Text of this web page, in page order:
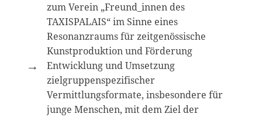
zum Verein „Freund_innen des
TAXISPALAIS“ im Sinne eines
Resonanzraums für zeitgenössische
Kunstproduktion und Förderung
Entwicklung und Umsetzung
zielgruppenspezifischer
Vermittlungsformate, insbesondere für
junge Menschen, mit dem Ziel der